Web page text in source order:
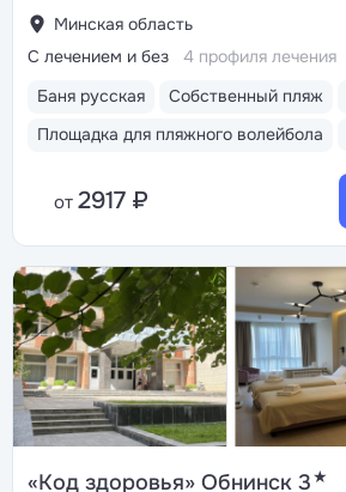
Минская область
Баня русская Собственный пляж
Площадка для пляжного волейбола
С лечением и без 4 профиля лечения
от 2917 ₽
«Код здоровья» Обнинск 3★